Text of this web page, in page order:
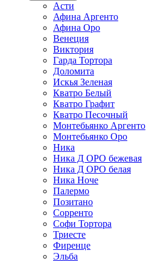
Асти
Афина Аргенто
Афина Оро
Венеция
Виктория
Гарда Тортора
Доломита
Искья Зеленая
Кватро Белый
Кватро Графит
Кватро Песочный
Монтебьянко Аргенто
Монтебьянко Оро
Ника
Ника Д ОРО бежевая
Ника Д ОРО белая
Ника Ноче
Палермо
Позитано
Сорренто
Софи Тортора
Триесте
Фиренце
Эльба